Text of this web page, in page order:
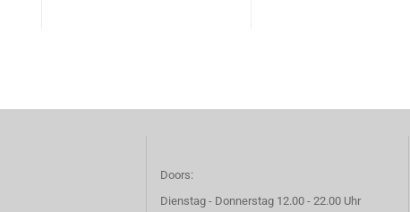
Doors:
Dienstag - Donnerstag 12.00 - 22.00 Uhr